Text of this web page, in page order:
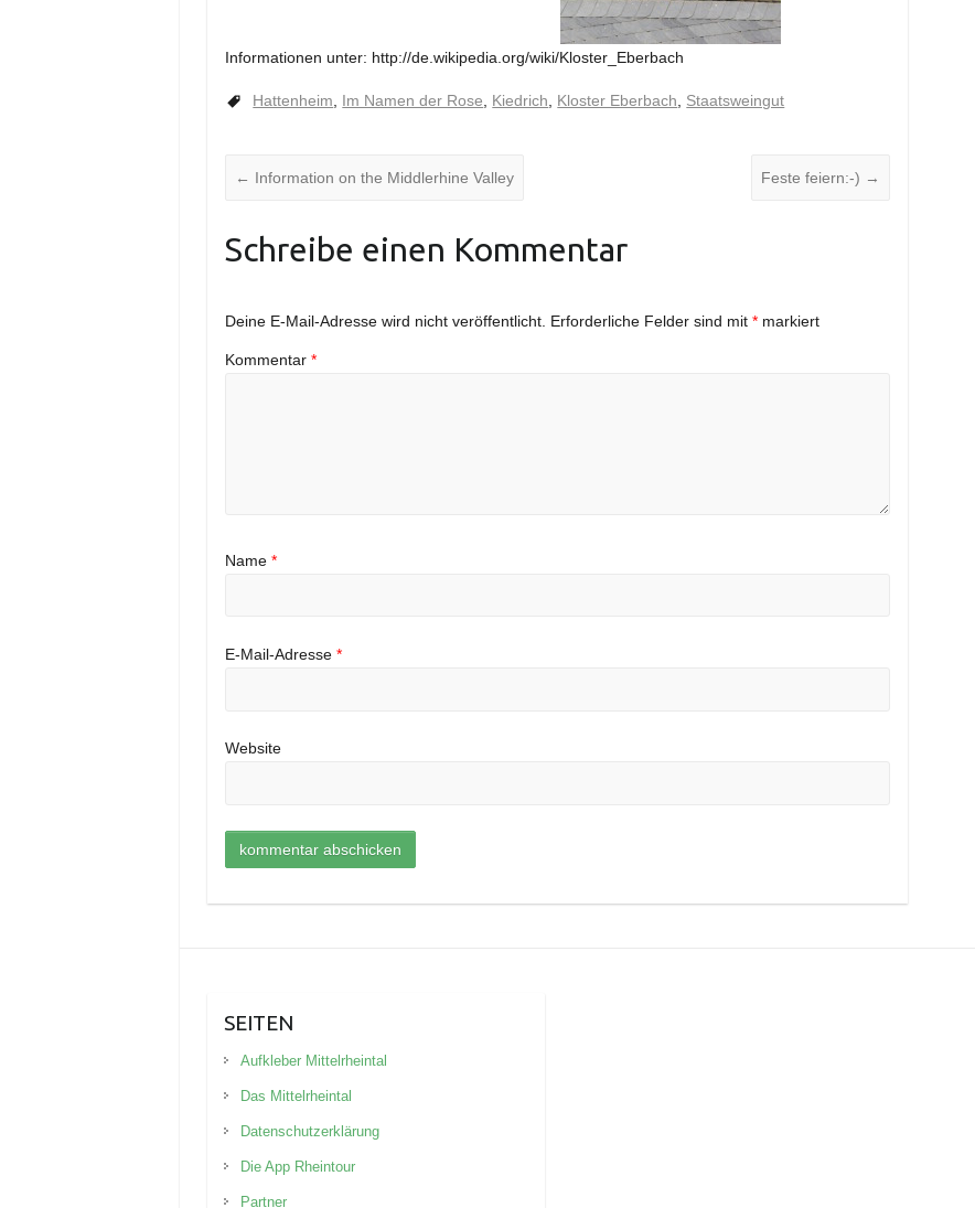
Informationen unter: http://de.wikipedia.org/wiki/Kloster_Eberbach
Hattenheim Im Namen der Rose Kiedrich Kloster Eberbach Staatsweingut
← Information on the Middlerhine Valley Feste feiern:-) →
Schreibe einen Kommentar
Deine E-Mail-Adresse wird nicht veröffentlicht. Erforderliche Felder sind mit* markiert
Kommentar*
Name*
E-Mail-Adresse*
Website
SEITEN
Aufkleber Mittelrheintal
Das Mittelrheintal
Datenschutzerklärung
Die App Rheintour
Partner